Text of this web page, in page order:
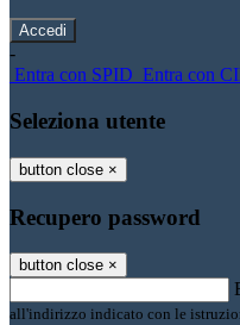
-
Entra con SPID Entra con
Seleziona utente
button close ×
Recupero password
button close ×
all'indirizzo indicato con le